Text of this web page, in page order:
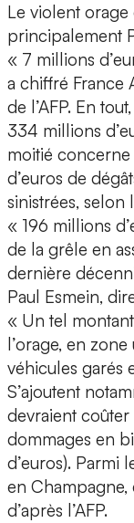
Le violent
principalement
« 7 millions
a chiffré France
de l’AFP. En
334 millions
moitié concerne
d’euros de
sinistrées, selon
« 196 millions
de la grêle en
dernière
Paul Esmein,
« Un tel
l’orage, en
véhicules garés
S’ajoutent
devraient coûter
dommages en
d’euros). Parmi
en Champagne,
d’après l’AFP.